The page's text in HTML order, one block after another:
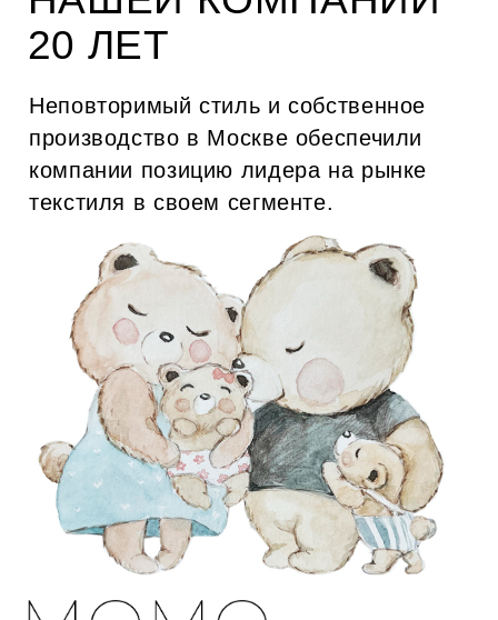
История дома началась в 2005 году, с пошива
эксклюзивных нарядов для избранного круга
именитых клиентов.
Идейный вдохновитель и создатель MOMO
FOR HOME - Любовь Алипова.
Предприниматель, искусствовед,
коллекционер современного искусства и
русского костюма XIX века, настоящий
амбассадор русского стиля.
Каждая коллекция – итог совместной работы
активно включен в деловую и светскую жизнь.
Бренд выпускает текстильные изделия
премиум-качества: скатерти, салфетки,
декоративные подушки, постельное белье,
бархатные сумочки. Отличительной чертой
продукции MOMO FOR HOME являются
великолепные вышивки.